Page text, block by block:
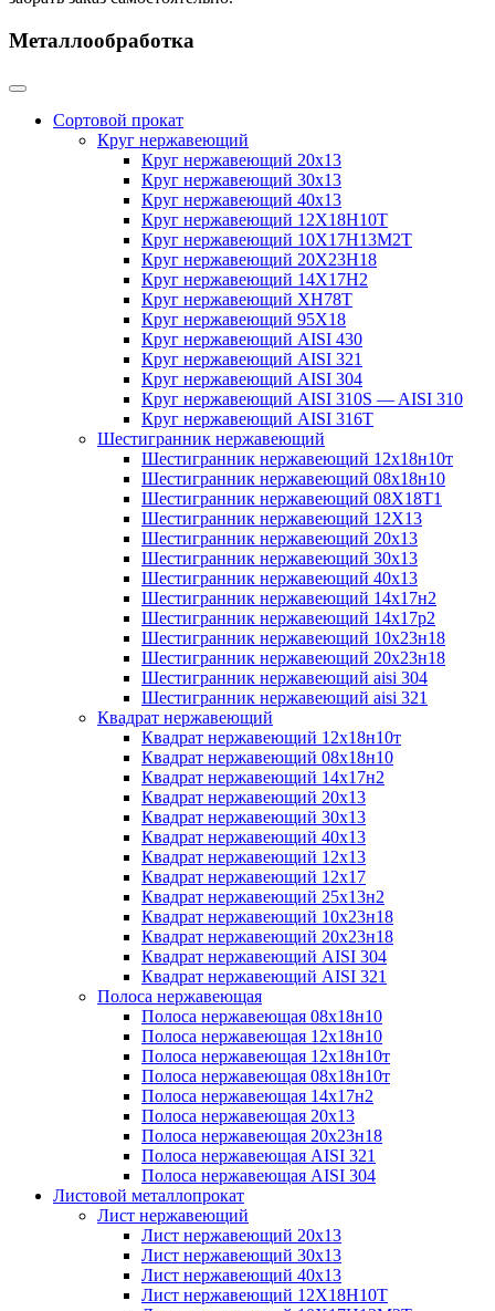
Металлообработка
Сортовой прокат
Круг нержавеющий
Круг нержавеющий 20х13
Круг нержавеющий 30х13
Круг нержавеющий 40х13
Круг нержавеющий 12Х18Н10Т
Круг нержавеющий 10Х17Н13М2T
Круг нержавеющий 20Х23Н18
Круг нержавеющий 14Х17Н2
Круг нержавеющий ХН78Т
Круг нержавеющий 95Х18
Круг нержавеющий AISI 430
Круг нержавеющий AISI 321
Круг нержавеющий AISI 304
Круг нержавеющий AISI 310S — AISI 310
Круг нержавеющий AISI 316T
Шестигранник нержавеющий
Шестигранник нержавеющий 12х18н10т
Шестигранник нержавеющий 08х18н10
Шестигранник нержавеющий 08Х18Т1
Шестигранник нержавеющий 12Х13
Шестигранник нержавеющий 20х13
Шестигранник нержавеющий 30х13
Шестигранник нержавеющий 40х13
Шестигранник нержавеющий 14х17н2
Шестигранник нержавеющий 14х17р2
Шестигранник нержавеющий 10х23н18
Шестигранник нержавеющий 20х23н18
Шестигранник нержавеющий aisi 304
Шестигранник нержавеющий aisi 321
Квадрат нержавеющий
Квадрат нержавеющий 12х18н10т
Квадрат нержавеющий 08х18н10
Квадрат нержавеющий 14х17н2
Квадрат нержавеющий 20х13
Квадрат нержавеющий 30х13
Квадрат нержавеющий 40х13
Квадрат нержавеющий 12х13
Квадрат нержавеющий 12х17
Квадрат нержавеющий 25х13н2
Квадрат нержавеющий 10х23н18
Квадрат нержавеющий 20х23н18
Квадрат нержавеющий AISI 304
Квадрат нержавеющий AISI 321
Полоса нержавеющая
Полоса нержавеющая 08х18н10
Полоса нержавеющая 12х18н10
Полоса нержавеющая 12х18н10т
Полоса нержавеющая 08х18н10т
Полоса нержавеющая 14х17н2
Полоса нержавеющая 20х13
Полоса нержавеющая 20х23н18
Полоса нержавеющая AISI 321
Полоса нержавеющая AISI 304
Листовой металлопрокат
Лист нержавеющий
Лист нержавеющий 20х13
Лист нержавеющий 30х13
Лист нержавеющий 40х13
Лист нержавеющий 12Х18Н10Т